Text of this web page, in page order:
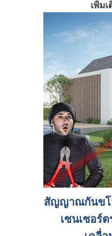
เพิ่ม
สัญญาณกันขโ
เซนเซอร์